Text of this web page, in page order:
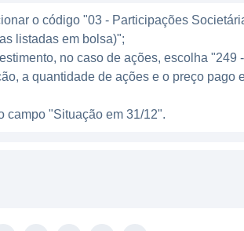
substancialmente em pesquisa e
as normas exigidas.
sendo a principal delas o
representando uma opção
o código "03 - Participações
listadas em bolsa)";
no caso de ações, escolha "249
a quantidade de ações e o preço pago
campo "Situação em 31/12".